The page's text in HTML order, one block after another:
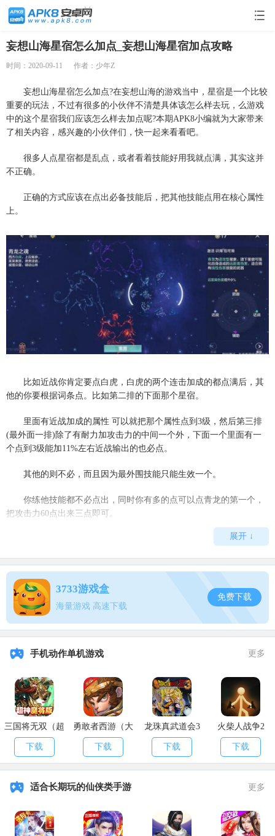
妄想山海星宿怎么加点_妄想山海星宿加点攻略
时间：2020-09-11 作者：少年Z
妄想山海星宿怎么加点?在妄想山海的游戏当中，星宿是一个比较
重要的玩法，不过有很多的小伙伴不清楚具体该怎么样去玩，么游戏
中的这个星宿我们应该怎么样去加点呢?本期APK8小编就为大家带来
了相关内容，感兴趣的小伙伴们，快一起来看看吧。
很多人点星宿都是乱点，或者看着技能好用我就点满，其实这并
不正确。
正确的方式应该在点出必备技能后，把其他技能点用在核心属性
上。
比如近战你肯定要点白虎，白虎的两个连击加成的都点满后，其
他的你要根据词条点。比如第二排的下面那个星宿。
里面有近战加成的属性 可以就把那个属性点到3级，然后第三排
(最外面一排)除了有耐力加攻击力的中间一个外，下面一个里面有一
个点到3级能加11%左右近战输出的也必点。
其他的则不必，而且因为最外围技能只能生效一个。
你练他技能都不必点出，同时你有多的点可以点青龙的第一个，
把攻击力60点出来三点即可。
小编为各位小伙伴们带来的攻略了，希望大家
展开 ↓
3733游戏盒
海量游戏 高速下载
免费下载
手机动作单机游戏 更多
三国将无双（超
神魔将版）
下载
勇敢者西游（大
乱斗）
下载
龙珠真武道会3
下载
火柴人战争2
下载
适合长期玩的仙侠类手游 更多